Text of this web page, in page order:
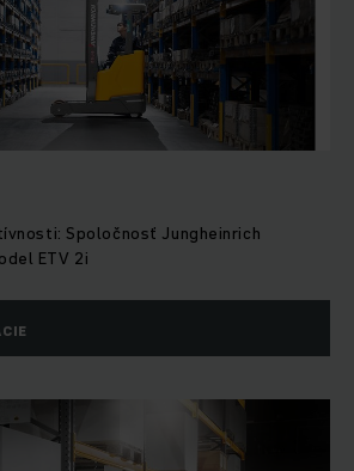
Spoločnosť Jungheinrich
ETV 2i